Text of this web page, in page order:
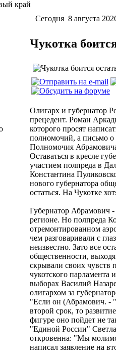
Cегодня 8 августа
Чукотка
Олигарх и губернатор
прецедент. Роман
которого просят
полномочий, а письмо о
Полномочия Абрамовича
Оставаться в кресле
участием полпреда в
Константина
нового губернатора
остаться. На Чукотке
Губернатор Абрамович
регионе. Но полпреда
отремонтированном
чем разговаривали с
неизвестно. Зато все
общественности,
скрывали своих чувств
чукотского
выборах Василий
олигархом за
"Если он (Абрамович. -
второй срок, то
фигуре оно пойдет не
"Единой России"
откровенна: "Мы
написал заявление на